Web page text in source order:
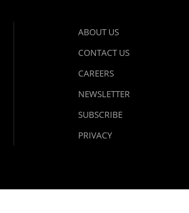
ABOUT US
CONTACT US
CAREERS
NEWSLETTER
SUBSCRIBE
PRIVACY